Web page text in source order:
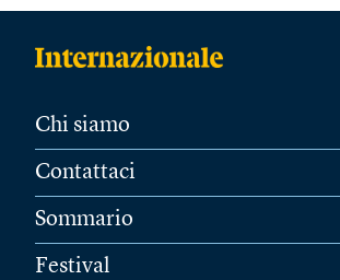
Chi siamo
Contattaci
Sommario
Festival